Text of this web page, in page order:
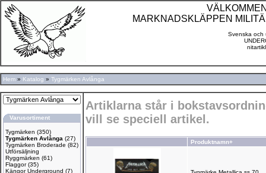
MARKNADSKLÄPPEN
Svenska och
Hem » Katalog » Tygmärken Avlånga
Varusortiment
Tygmärken (350)
Tygmärken Avlånga (27)
Tygmärken Broderade (82)
Utförsäljning
Ryggmärken (61)
Flaggor(35)
Kängor Underground (7)
Artiklarna står i
vill se speciell artikel.
Produktnamn+